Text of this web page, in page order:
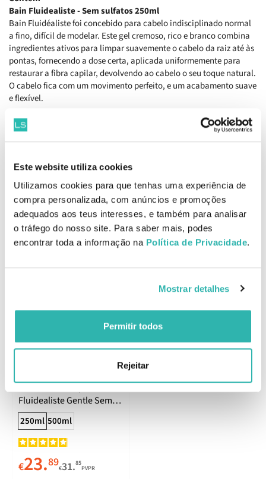
Este website utiliza cookies
Utilizamos cookies para que tenhas uma experiência de
compra personalizada, com anúncios e promoções
adequados aos teus interesses, e também para analisar
o tráfego do nosso site. Para saber mais, podes
encontrar toda a informação na Política de Privacidade.
Mostrar detalhes
Permitir todos
Rejeitar
Bain Fluidealiste - Sem sulfatos 250ml
Bain Fluidéaliste foi concebido para cabelo indisciplinado normal
a fino, difícil de modelar. Este gel cremoso, rico e branco combina
ingredientes ativos para limpar suavemente o cabelo da raiz até às
pontas, fornecendo a dose certa, aplicada uniformemente para
restaurar a fibra capilar, devolvendo ao cabelo o seu toque natural.
O cabelo fica com um movimento perfeito, e um acabamento suave
e flexível.
Masque Maskeratine 200ml
Maskeratine é uma máscara de tratamento intenso desenvolvida
Morpho-Kératine Complex reveste a fibra e restaura a sua
uniformidade para controlo e proteção anti-frizz. Depois de este gel
denso, suave e luxuoso ser enxaguado, o cabelo fica mais suave,
mais fácil de desembaraçar e reconstituído, sem oferecer qualquer
resistência ao styling.
Informações de Fabricante
Produtos Relacionados
Kérastase Discipline Bain
Fluidealiste Gentle Sem
Sulfatos 250ml
250ml 500ml
€23.89€31.85
PVPR